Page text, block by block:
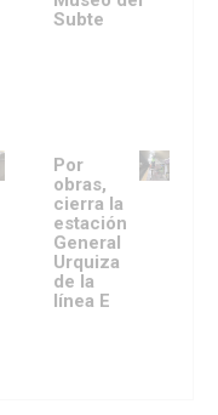
Subte
Por
obras,
cierra la
estación
General
Urquiza
de la
línea E